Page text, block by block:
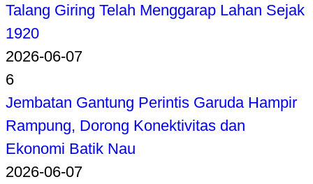
Talang Giring Telah Menggarap Lahan Sejak
1920
2026-06-07
6
Jembatan Gantung Perintis Garuda Hampir
Rampung, Dorong Konektivitas dan
Ekonomi Batik Nau
2026-06-07